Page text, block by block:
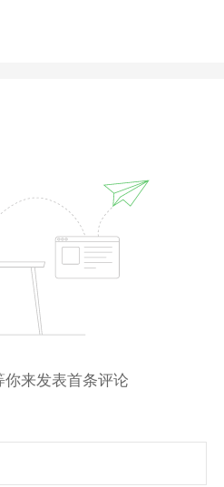
你来发表首条评论